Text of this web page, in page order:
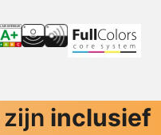
inclusief